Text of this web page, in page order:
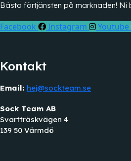
Bästa förtjänsten på marknaden! Ni
Facebook Instagram Youtube
Kontakt
Email: hej@sockteam.se
Sock Team AB
Svartträskvägen 4
139 50 Värmdö